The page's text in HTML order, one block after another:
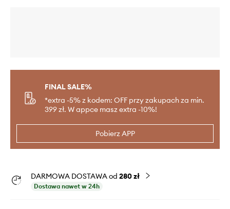
FINAL SALE%
*extra -5% z kodem: OFF przy zakupach za min.
399 zł. W appce masz extra -10%!
Pobierz APP
DARMOWA DOSTAWA od 280 zł
Dostawa nawet w 24h